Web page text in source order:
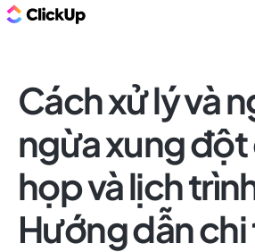
Cách xử lý và
ngừa xung
họp và lịch
Hướng dẫn